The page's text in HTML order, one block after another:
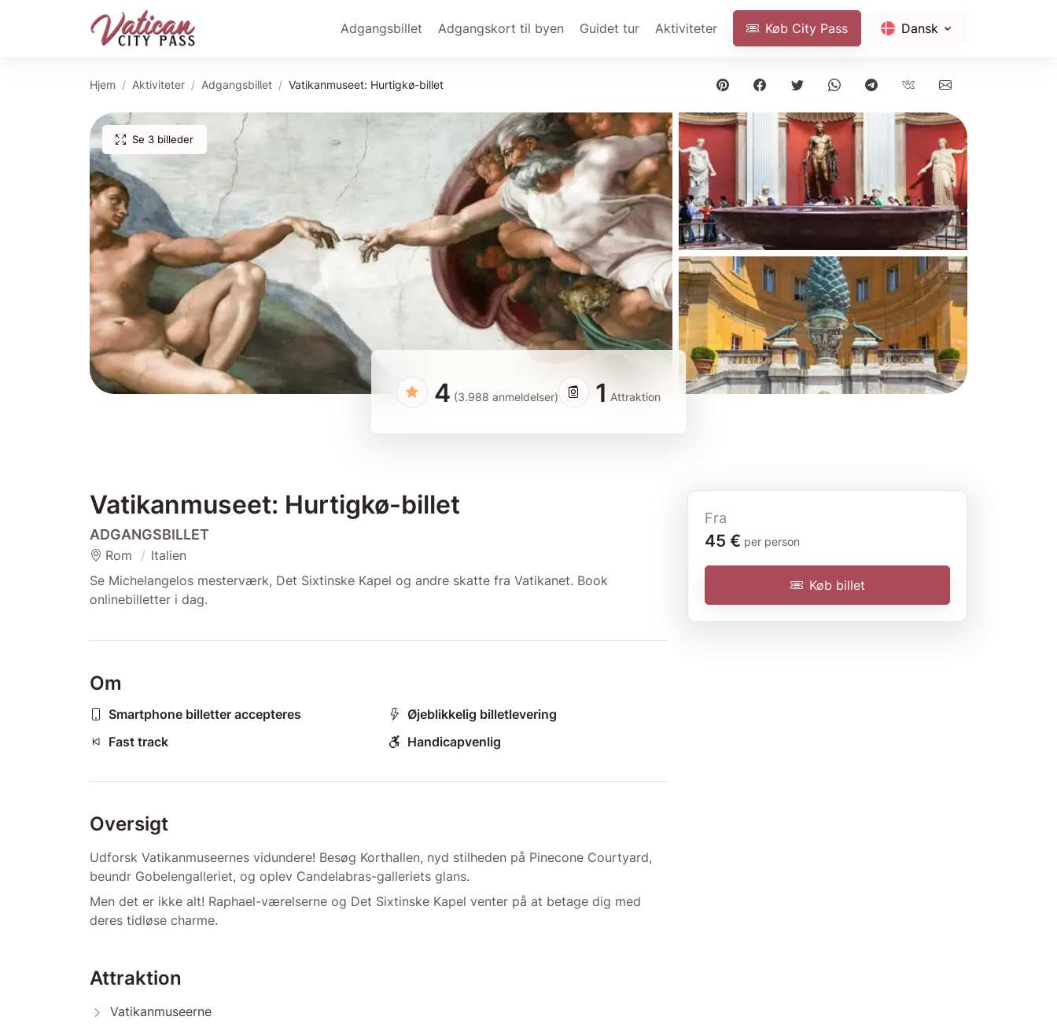
Adgangsbillet Adgangskort til byen Guidet tur Aktiviteter Køb City Pass Dansk
Hjem Aktiviteter Adgangsbillet Vatikanmuseet: Hurtigkø-billet
Se 3 billeder
4 (3.988 anmeldelser) 1 Attraktion
Vatikanmuseet: Hurtigkø-billet
ADGANGSBILLET
Rom
Italien
Se Michelangelos mesterværk, Det Sixtinske Kapel og andre skatte fra Vatikanet. Book
onlinebilletter i dag.
Om
Smartphone billetter accepteres
Øjeblikkelig billetlevering
Fast track
Handicapvenlig
Oversigt
Udforsk Vatikanmuseernes vidundere! Besøg Korthallen, nyd stilheden på Pinecone Courtyard,
beundr Gobelengalleriet, og oplev Candelabras-galleriets glans.
Men det er ikke alt! Raphael-værelserne og Det Sixtinske Kapel venter på at betage dig med
deres tidløse charme.
Attraktion
Vatikanmuseerne
Fra
45 € per person
Køb billet